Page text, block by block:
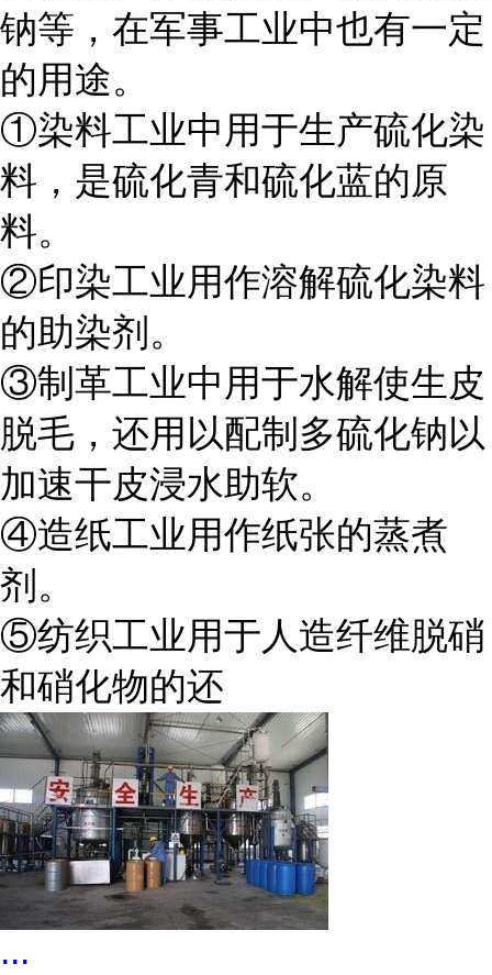
钠等，在军事工业中也有一定
的用途。
①染料工业中用于生产硫化染
料，是硫化青和硫化蓝的原
料。
②印染工业用作溶解硫化染料
的助染剂。
③制革工业中用于水解使生皮
脱毛，还用以配制多硫化钠以
加速干皮浸水助软。
④造纸工业用作纸张的蒸煮
剂。
⑤纺织工业用于人造纤维脱硝
和硝化物的还
...